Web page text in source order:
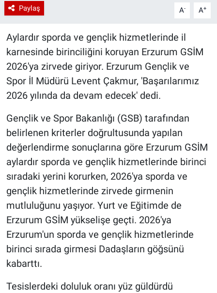
Paylaş A- A+
Aylardır sporda ve gençlik hizmetlerinde il
karnesinde birinciliğini koruyan Erzurum GSİM
2026'ya zirvede giriyor. Erzurum Gençlik ve
Spor İl Müdürü Levent Çakmur, 'Başarılarımız
2026 yılında da devam edecek' dedi.
Gençlik ve Spor Bakanlığı (GSB) tarafından
belirlenen kriterler doğrultusunda yapılan
değerlendirme sonuçlarına göre Erzurum GSİM
aylardır sporda ve gençlik hizmetlerinde birinci
sıradaki yerini korurken, 2026'ya sporda ve
gençlik hizmetlerinde zirvede girmenin
mutluluğunu yaşıyor. Yurt ve Eğitimde de
Erzurum GSİM yükselişe geçti. 2026'ya
Erzurum'un sporda ve gençlik hizmetlerinde
birinci sırada girmesi Dadaşların göğsünü
kabarttı.
Tesislerdeki doluluk oranı yüz güldürdü